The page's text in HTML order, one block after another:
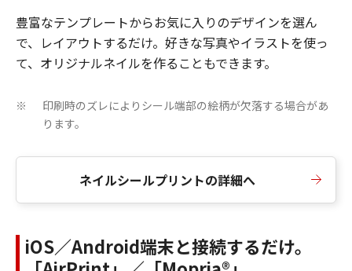
豊富なテンプレートからお気に入りのデザインを選ん
で、レイアウトするだけ。好きな写真やイラストを使っ
て、オリジナルネイルを作ることもできます。
※
印刷時のズレによりシール端部の絵柄が欠落する場合があ
ります。
ネイルシールプリントの詳細へ
iOS／Android端末と接続するだけ。